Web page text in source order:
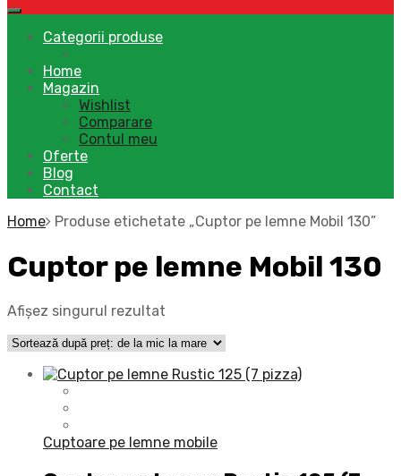
Categorii produse
Home
Magazin
Wishlist
Comparare
Contul meu
Oferte
Blog
Contact
Home
Produse etichetate „Cuptor pe lemne Mobil 130”
Cuptor pe lemne Mobil 130
Afișez singurul rezultat
Cuptoare pe lemne mobile